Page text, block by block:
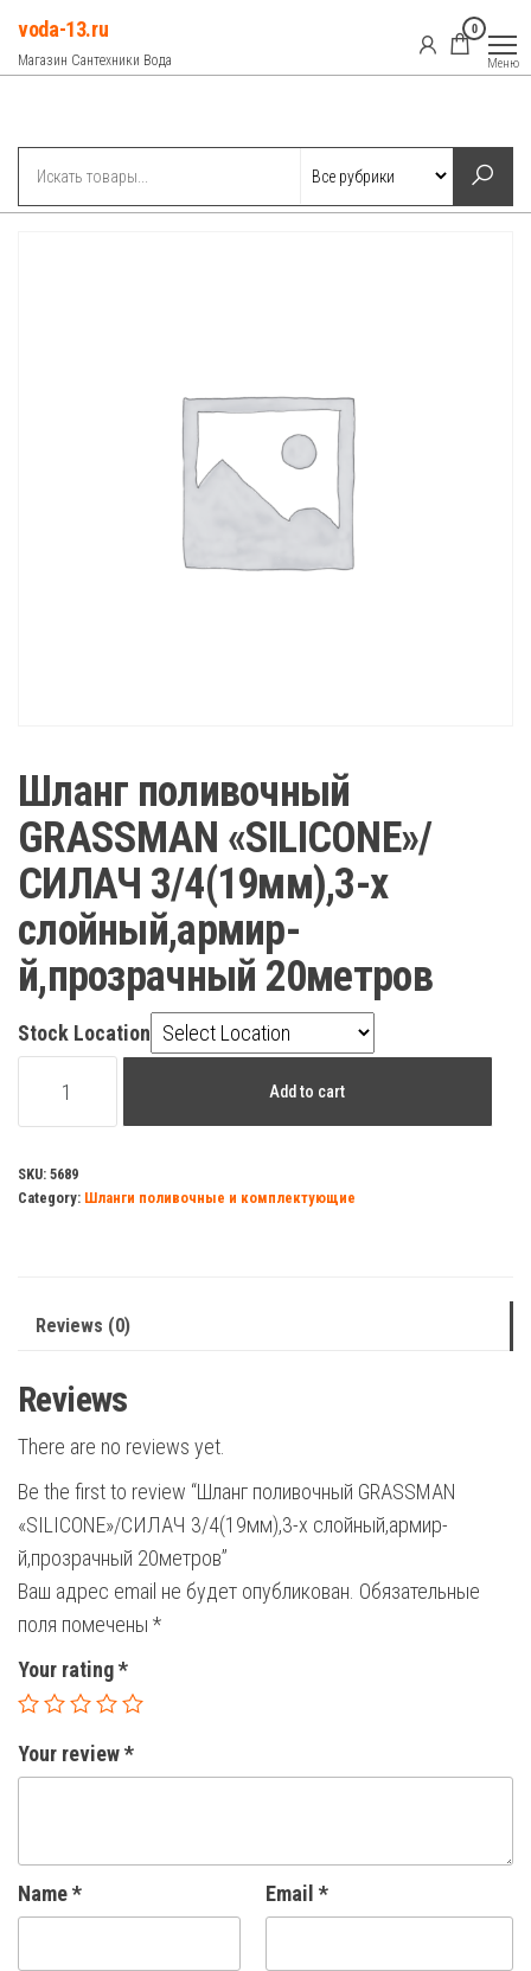
Перейти
содержимому
voda-13.ru
Магазин Сантехники Вода
0
Меню
Шланг поливочный
GRASSMAN «SILICONE»/
СИЛАЧ 3/4(19мм),3-х
слойный,армир-
й,прозрачный 20метров
Stock Location
поливочный
"SILICONE"/
СИЛАЧ
й,прозрачный
quantity
Add to cart
SKU: 5689
Category: Шланги поливочные и комплектующие
Reviews (0)
Reviews
There are no reviews yet.
Be the first to review “Шланг поливочный GRASSMAN
«SILICONE»/СИЛАЧ 3/4(19мм),3-х слойный,армир-
й,прозрачный 20метров”
Ваш адрес email не будет опубликован. Обязательные
поля помечены *
Your rating*
Your review*
Name* Email *